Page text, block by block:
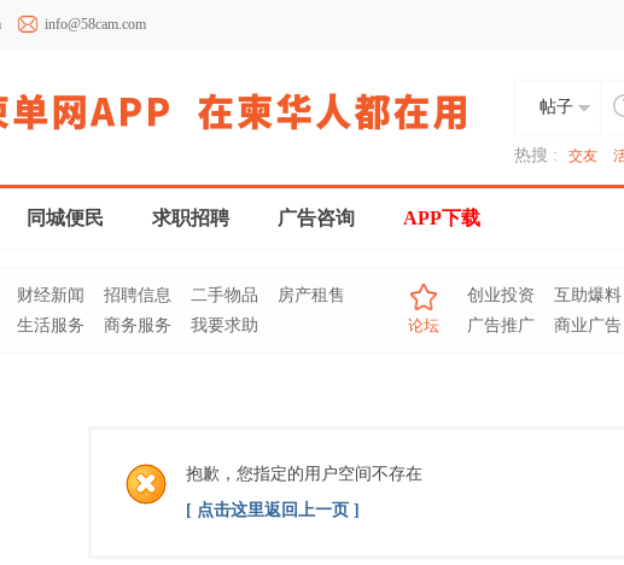
info@58cam.com
帖子
热搜 : 交友
同城便民 求职招聘 广告咨询 APP下载
财经新闻 招聘信息 二手物品
房产租售
生活服务 商务服务 我要求助 论坛
创业投资 互助爆料
广告推广
商业广告
抱歉，您指定的用户空间不存在
[ 点击这里返回上一页 ]